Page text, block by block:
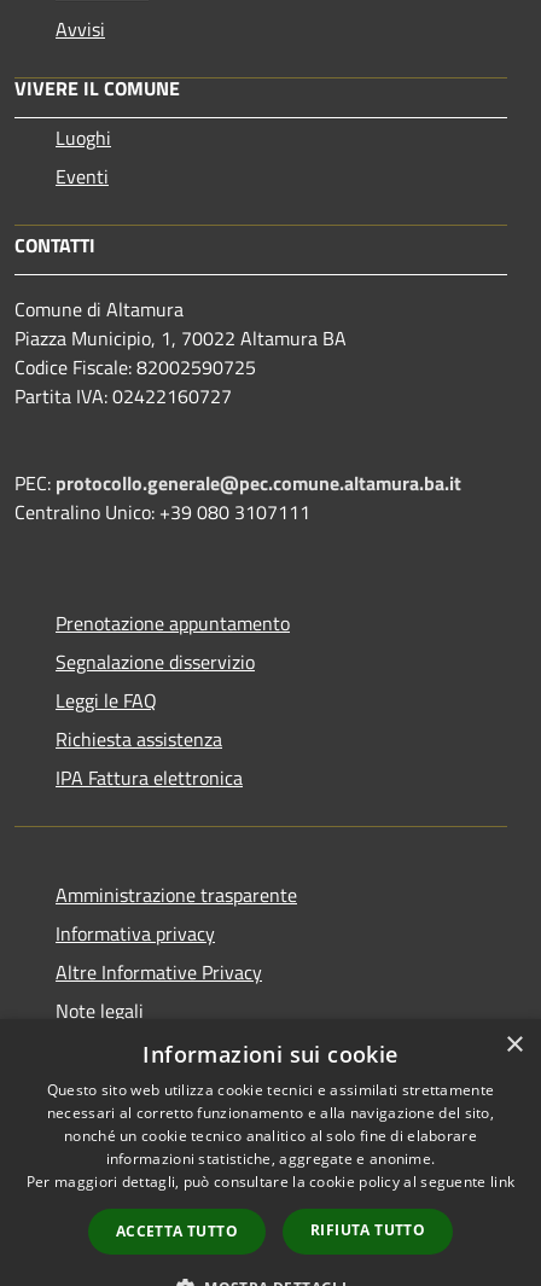
Avvisi
VIVERE IL COMUNE
Luoghi
Eventi
CONTATTI
Comune di Altamura
Piazza Municipio, 1, 70022 Altamura BA
Codice Fiscale: 82002590725
Partita IVA: 02422160727
PEC: protocollo.generale@pec.comune.altamura.ba.it
Centralino Unico: +39 080 3107111
Prenotazione appuntamento
Segnalazione disservizio
Leggi le FAQ
Richiesta assistenza
IPA Fattura elettronica
Amministrazione trasparente
Informativa privacy
Altre Informative Privacy
Note legali
Dichiarazione di accessibilità
RSS
Accessibilità
Copyright © 2026 • Comune di
Municipium•
Accesso
redazione
×
Informazioni sui cookie
Questo sito web utilizza cookie tecnici e assimilati strettamente
necessari al corretto funzionamento e alla navigazione del sito,
nonché un cookie tecnico analitico al solo fine di elaborare
informazioni statistiche, aggregate e anonime.
Per maggiori dettagli, può consultare la cookie policy al seguente link
ACCETTA TUTTO RIFIUTA TUTTO